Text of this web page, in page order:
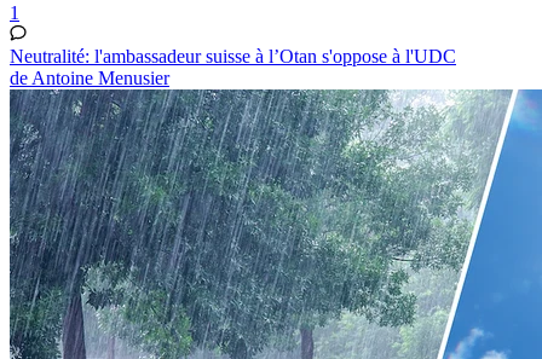
1
Neutralité: l'ambassadeur suisse à l’Otan s'oppose à l'UDC
de Antoine Menusier